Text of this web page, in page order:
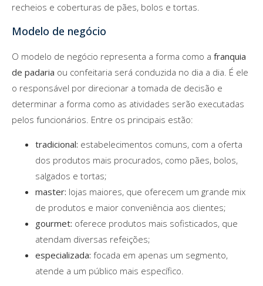
recheios e coberturas de pães, bolos e tortas.
Modelo de negócio
O modelo de negócio representa a forma como a franquia
de padaria ou confeitaria será conduzida no dia a dia. É ele
o responsável por direcionar a tomada de decisão e
determinar a forma como as atividades serão executadas
pelos funcionários. Entre os principais estão:
tradicional: estabelecimentos comuns, com a oferta
dos produtos mais procurados, como pães, bolos,
salgados e tortas;
master: lojas maiores, que oferecem um grande mix
de produtos e maior conveniência aos clientes;
gourmet: oferece produtos mais sofisticados, que
atendam diversas refeições;
especializada: focada em apenas um segmento,
atende a um público mais específico.